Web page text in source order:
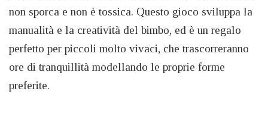
non sporca e non è tossica. Questo gioco sviluppa la
manualità e la creatività del bimbo, ed è un regalo
perfetto per piccoli molto vivaci, che trascorreranno
ore di tranquillità modellando le proprie forme
preferite.